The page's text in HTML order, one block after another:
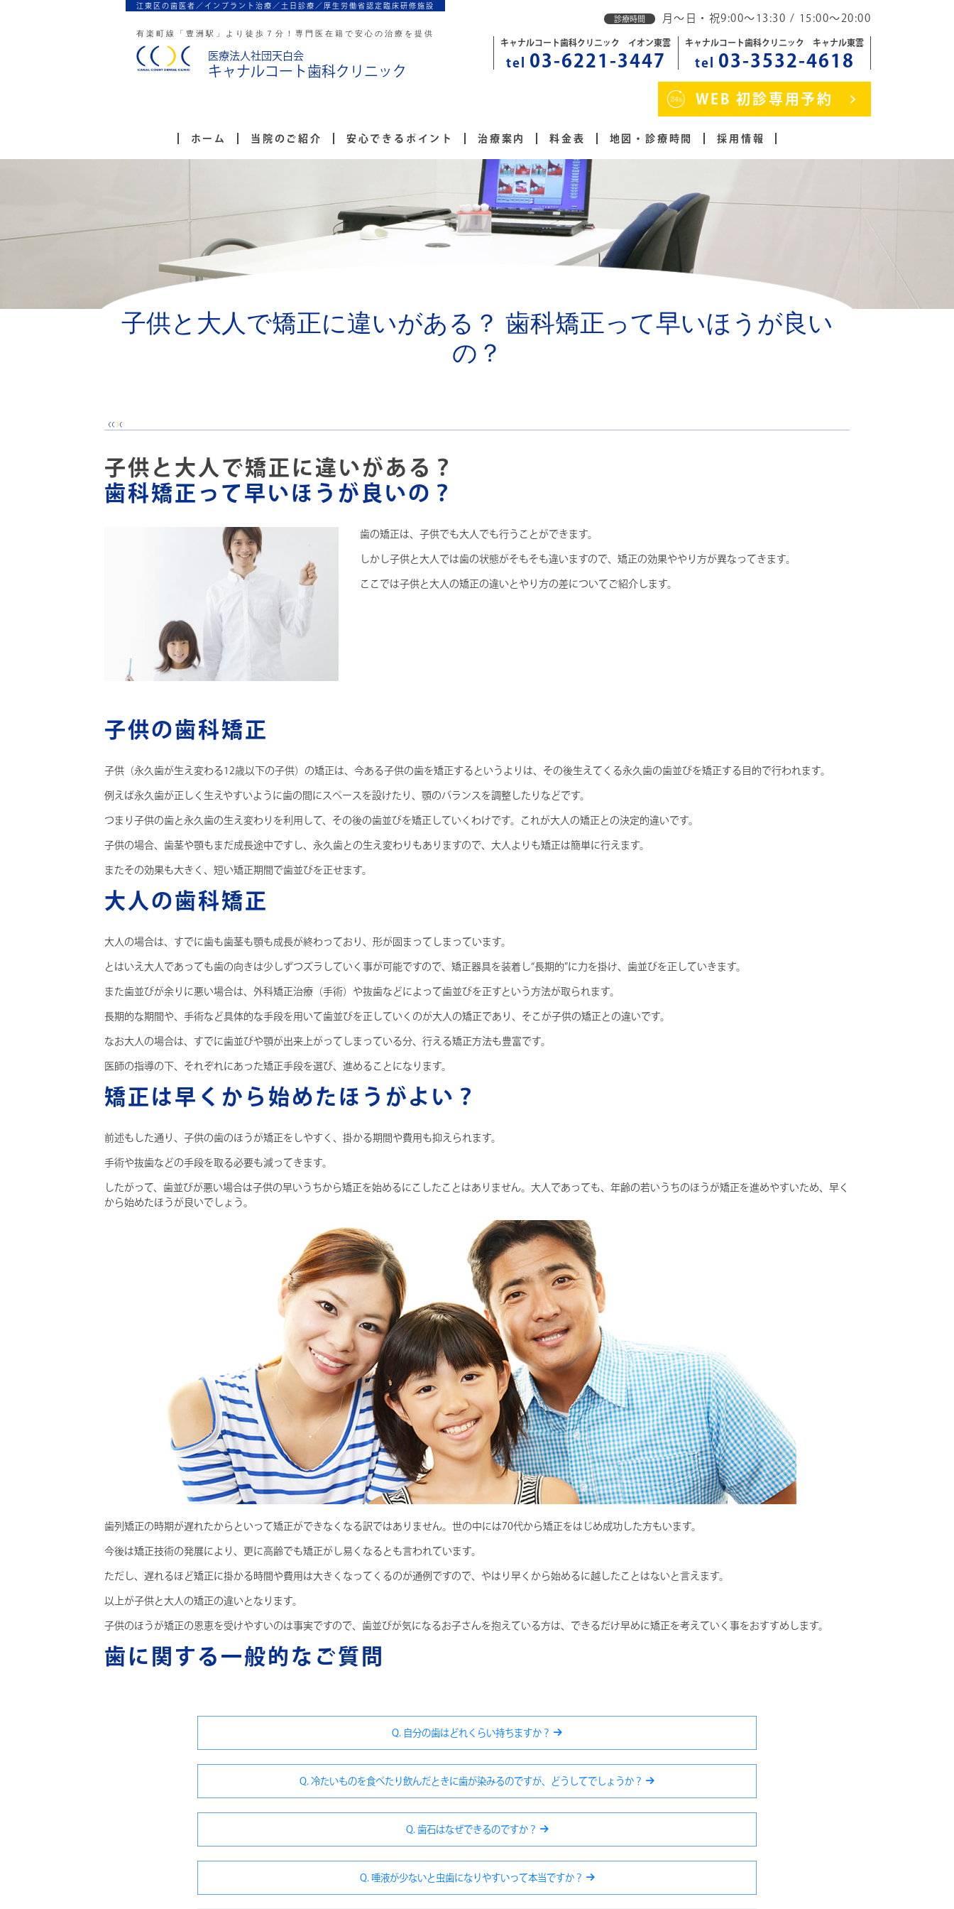
江東区の歯医者／インプラント治療／ 土日診療／厚生労働省認定臨床研修施設
有楽町線「豊洲駅」より徒歩７分！ 専門医在籍で安心の治療を提供
医療法人社団天白会
キャナルコート歯科クリニック
診療時間 月～日・祝9:00～13:30 / 15:00～20:00
キャナルコート歯科クリニック イオン東雲
tel 03-6221-3447
キャナルコート歯科クリニック キャナル東雲
tel 03-3532-4618
WEB 初診専用予約
ホーム 当院のご紹介 安心できるポイント 治療案内 料金表 地図・診療時間 採用情報
子供と大人で矯正に違いがある？ 歯科矯正って早いほうが良い
の？
子供と大人で矯正に違いがある？
歯科矯正って早いほうが良いの？
歯の矯正は、子供でも大人でも行うことができます。
しかし子供と大人では歯の状態がそもそも違いますので、矯正の効果ややり方が異なってきます。
ここでは子供と大人の矯正の違いとやり方の差についてご紹介します。
子供の歯科矯正
子供（永久歯が生え変わる12歳以下の子供）の矯正は、今ある子供の歯を矯正するというよりは、その後生えてくる永久歯の歯並びを矯正する目的で行われます。
例えば永久歯が正しく生えやすいように歯の間にスペースを設けたり、顎のバランスを調整したりなどです。
つまり子供の歯と永久歯の生え変わりを利用して、その後の歯並びを矯正していくわけです。これが大人の矯正との決定的違いです。
子供の場合、歯茎や顎もまだ成長途中ですし、永久歯との生え変わりもありますので、大人よりも矯正は簡単に行えます。
またその効果も大きく、短い矯正期間で歯並びを正せます。
大人の歯科矯正
大人の場合は、すでに歯も歯茎も顎も成長が終わっており、形が固まってしまっています。
とはいえ大人であっても歯の向きは少しずつズラしていく事が可能ですので、矯正器具を装着し“長期的”に力を掛け、歯並びを正していきます。
また歯並びが余りに悪い場合は、外科矯正治療（手術）や抜歯などによって歯並びを正すという方法が取られます。
長期的な期間や、手術など具体的な手段を用いて歯並びを正していくのが大人の矯正であり、そこが子供の矯正との違いです。
なお大人の場合は、すでに歯並びや顎が出来上がってしまっている分、行える矯正方法も豊富です。
医師の指導の下、それぞれにあった矯正手段を選び、進めることになります。
矯正は早くから始めたほうがよい？
前述もした通り、子供の歯のほうが矯正をしやすく、掛かる期間や費用も抑えられます。
手術や抜歯などの手段を取る必要も減ってきます。
したがって、歯並びが悪い場合は子供の早いうちから矯正を始めるにこしたことはありません。大人であっても、年齢の若いうちのほうが矯正を進めやすいため、早く
から始めたほうが良いでしょう。
歯列矯正の時期が遅れたからといって矯正ができなくなる訳ではありません。世の中には70代から矯正をはじめ成功した方もいます。
今後は矯正技術の発展により、更に高齢でも矯正がし易くなるとも言われています。
ただし、遅れるほど矯正に掛かる時間や費用は大きくなってくるのが通例ですので、やはり早くから始めるに越したことはないと言えます。
以上が子供と大人の矯正の違いとなります。
子供のほうが矯正の恩恵を受けやすいのは事実ですので、歯並びが気になるお子さんを抱えている方は、できるだけ早めに矯正を考えていく事をおすすめします。
歯に関する一般的なご質問
Q. 自分の歯はどれくらい持ちますか？
Q. 冷たいものを食べたり飲んだときに歯が染みるのですが、どうしてでしょうか？
Q. 歯石はなぜできるのですか？
Q. 唾液が少ないと虫歯になりやすいって本当ですか？